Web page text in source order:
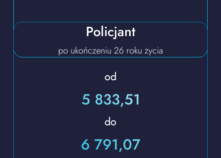
Policjant
po ukończeniu 26 roku życia
od
5 833,51​​​​​​​
do
6 791,07​​​​​​​